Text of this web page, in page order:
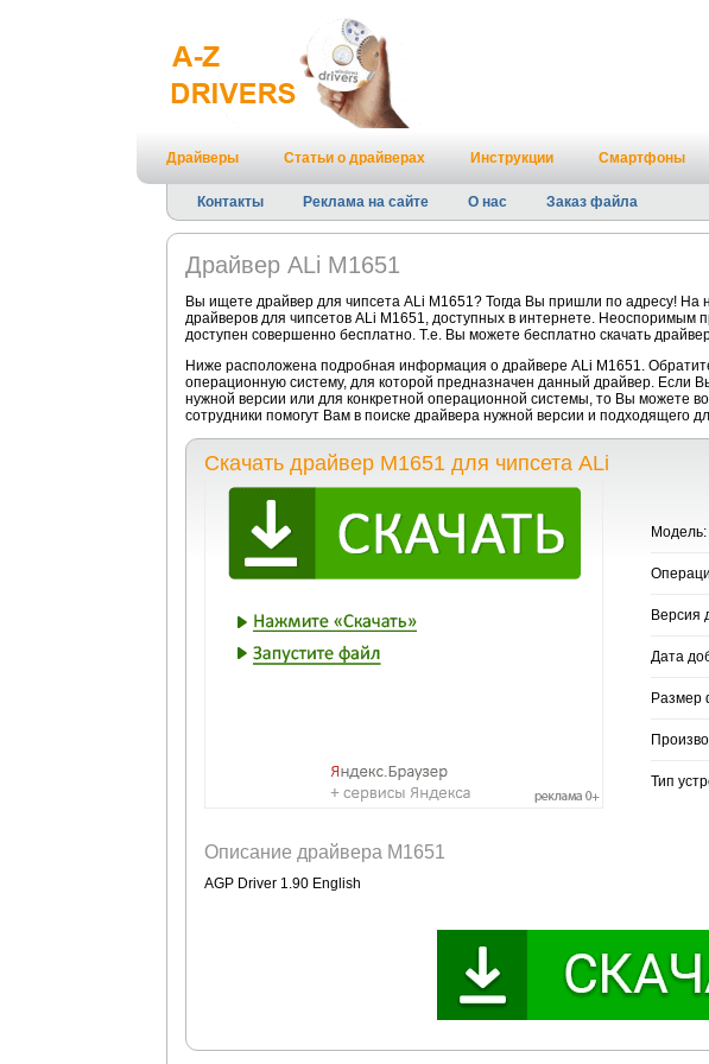
Драйверы Статьи о драйверах Инструкции Смартфоны
Контакты Реклама на сайте О нас Заказ файла
Драйвер ALi M1651
Вы ищете драйвер для чипсета ALi M1651? Тогда Вы пришли по адресу!
драйверов для чипсетов ALi M1651, доступных в интернете. Неоспоримым
доступен совершенно бесплатно. Т.е. Вы можете бесплатно скачать
Ниже расположена подробная информация о драйвере ALi M1651.
операционную систему, для которой предназначен данный драйвер. Если
нужной версии или для конкретной операционной системы, то Вы можете
сотрудники помогут Вам в поиске драйвера нужной версии и подходящего
Скачать драйвер M1651 для чипсета ALi
Модель:
Версия
Дата
Размер
Тип
Описание драйвера M1651
AGP Driver 1.90 English